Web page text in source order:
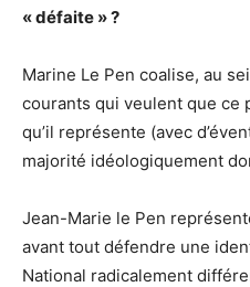
« défaite » ?
Marine Le Pen coalise, au
courants qui veulent que ce
qu’il représente (avec
majorité idéologiquement
Jean-Marie le Pen
avant tout défendre une
National radicalement